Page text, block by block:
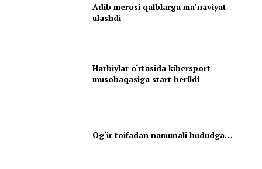
Adib merosi qalblarga maʼnaviyat
ulashdi
Harbiylar o‘rtasida kibersport
musobaqasiga start berildi
Og‘ir toifadan namunali hududga…